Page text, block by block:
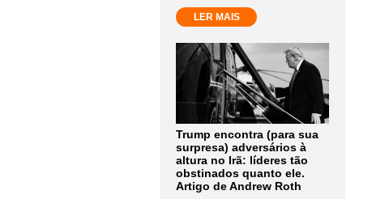
LER MAIS
Trump encontra (para sua
surpresa) adversários à
altura no Irã: líderes tão
obstinados quanto ele.
Artigo de Andrew Roth